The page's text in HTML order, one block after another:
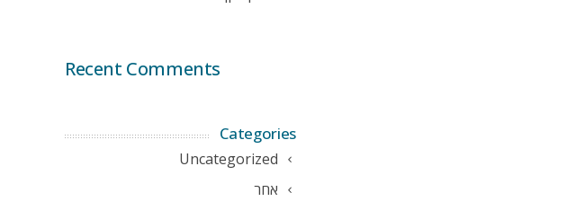
Recent Comments
Categories
Uncategorized
אחר